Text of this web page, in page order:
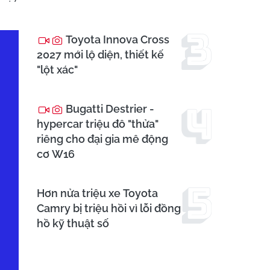
Toyota Innova Cross
2027 mới lộ diện, thiết kế
"lột xác"
Bugatti Destrier -
hypercar triệu đô "thửa"
riêng cho đại gia mê động
cơ W16
Hơn nửa triệu xe Toyota
Camry bị triệu hồi vì lỗi đồng
hồ kỹ thuật số